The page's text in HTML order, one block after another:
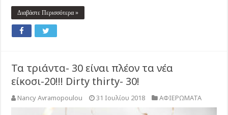
Διαβάστε Περισσότερα »
Τα τριάντα- 30 είναι πλέον τα νέα
είκοσι-20!!! Dirty thirty- 30!
Nancy Avramopoulou 31 Ιουλίου 2018 ΑΦΙΕΡΩΜΑΤΑ